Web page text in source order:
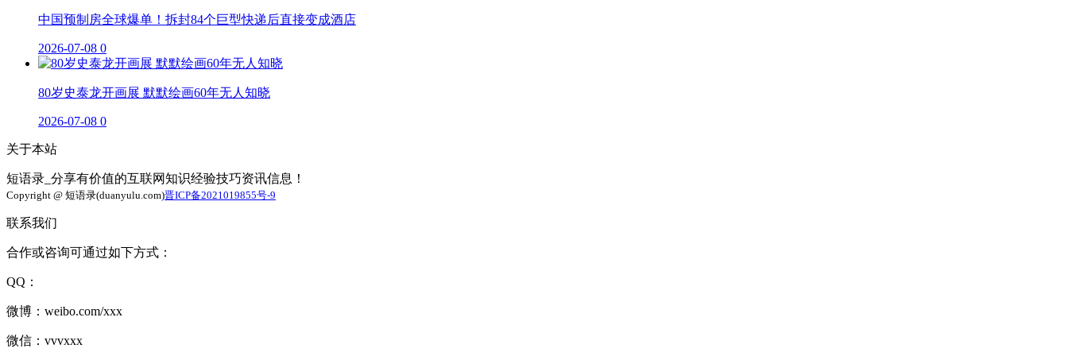
中国预制房全球爆单！拆封84个巨型快递后直接变成酒店
2026-07-08 0
80岁史泰龙开画展 默默绘画60年无人知晓
2026-07-08 0
关于本站
短语录_分享有价值的互联网知识经验技巧资讯信息！
Copyright @ 短语录(duanyulu.com)晋ICP备2021019855号-9
联系我们
合作或咨询可通过如下方式：
QQ：
微博：weibo.com/xxx
微信：vvvxxx